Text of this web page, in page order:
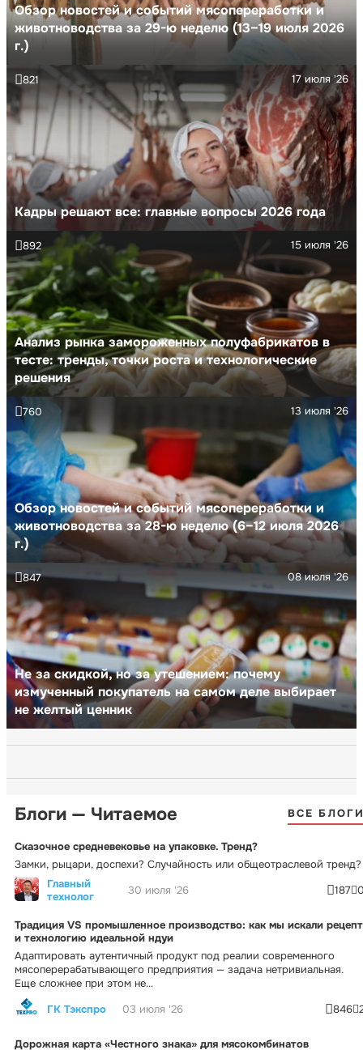
Обзор новостей и событий мясопереработки и
животноводства за 29-ю неделю (13–19 июля 2026
г.)
Кадры решают все: главные вопросы 2026 года
17 июля '26
821
Анализ рынка замороженных полуфабрикатов в
тесте: тренды, точки роста и технологические
решения
15 июля '26
892
Обзор новостей и событий мясопереработки и
животноводства за 28-ю неделю (6–12 июля 2026
г.)
13 июля '26
760
Не за скидкой, но за утешением: почему
измученный покупатель на самом деле выбирает
не желтый ценник
08 июля '26
847
Блоги — Читаемое ВСЕ
Сказочное средневековье на упаковке. Тренд?
Замки, рыцари, доспехи? Случайность или общеотраслевой тренд?
Главный
технолог
30 июля '26 187
Традиция VS промышленное производство: как мы искали рецепт
и технологию идеальной ндуи
Адаптировать аутентичный продукт под реалии современного
мясоперерабатывающего предприятия — задача нетривиальная.
Еще сложнее при этом не...
ГК Тэкспро
03 июля '26 846
Дорожная карта «Честного знака» для мясокомбинатов